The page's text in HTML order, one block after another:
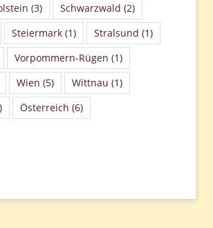
(3) Schwarzwald (2)
Steiermark (1) Stralsund (1)
Vorpommern-Rügen (1)
Wien (5) Wittnau (1)
Österreich (6)